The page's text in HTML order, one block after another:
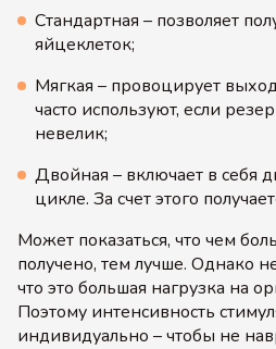
Стандартная – позволяет
яйцеклеток;
Мягкая – провоцирует
часто используют, если
невелик;
Двойная – включает в себя
цикле. За счет этого
Может показаться, что чем
получено, тем лучше. Однако
что это большая нагрузка на
Поэтому интенсивность
индивидуально – чтобы не